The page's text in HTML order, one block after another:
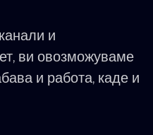
и
ви овозможуваме
и работа, каде и